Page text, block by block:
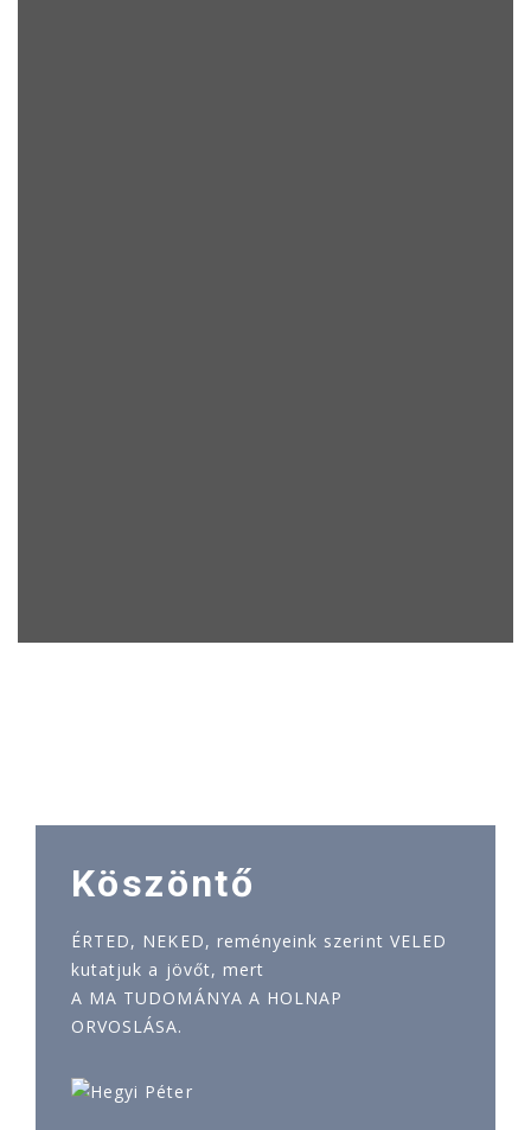
Köszöntő
ÉRTED, NEKED, reményeink szerint VELED
kutatjuk a jövőt, mert
A MA TUDOMÁNYA A HOLNAP
ORVOSLÁSA.